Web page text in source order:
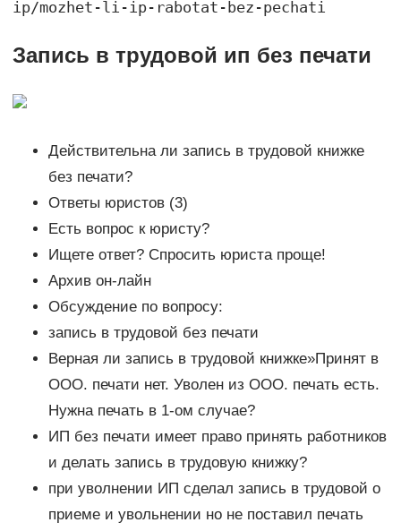
ip/mozhet-li-ip-rabotat-bez-pechati
Запись в трудовой ип без печати
Действительна ли запись в трудовой книжке
без печати?
Ответы юристов (3)
Есть вопрос к юристу?
Ищете ответ? Спросить юриста проще!
Архив он-лайн
Обсуждение по вопросу:
запись в трудовой без печати
Верная ли запись в трудовой книжке»Принят в
ООО. печати нет. Уволен из ООО. печать есть.
Нужна печать в 1-ом случае?
ИП без печати имеет право принять работников
и делать запись в трудовую книжку?
при уволнении ИП сделал запись в трудовой о
приеме и увольнении но не поставил печать